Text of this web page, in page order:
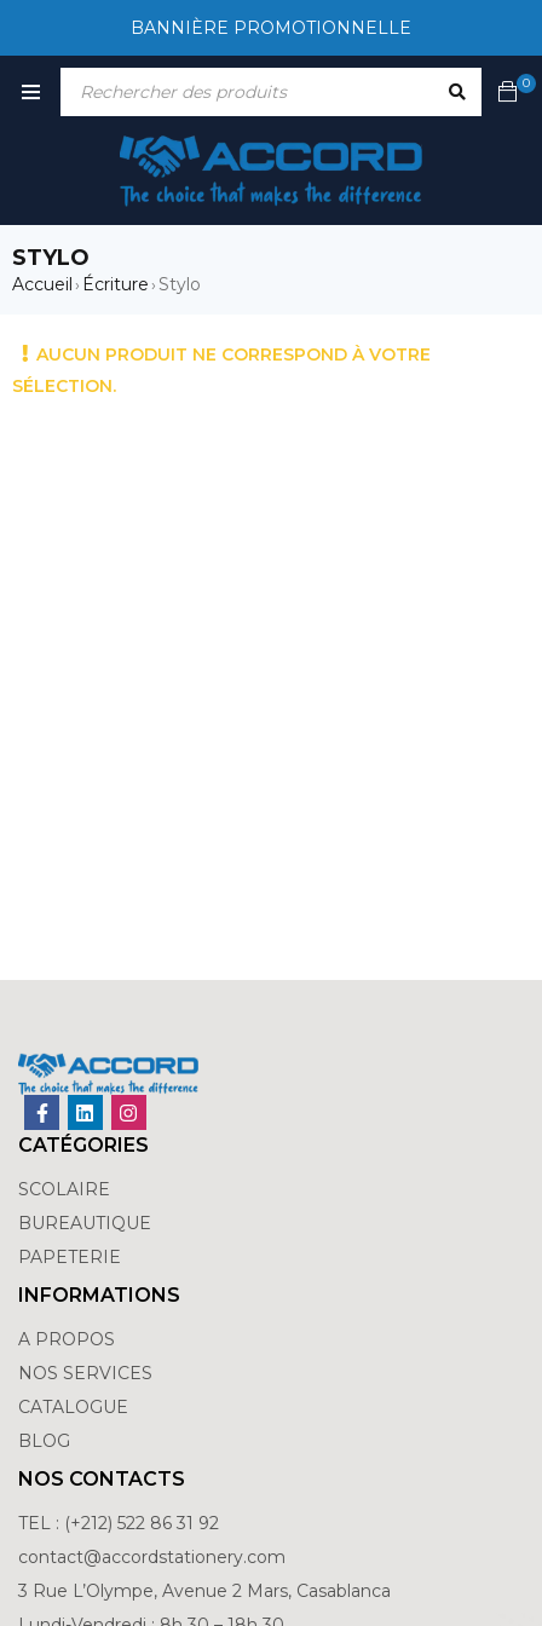
BANNIÈRE PROMOTIONNELLE
0
STYLO
Accueil› Écriture› Stylo
AUCUN PRODUIT NE CORRESPOND À VOTRE
SÉLECTION.
CATÉGORIES
SCOLAIRE
BUREAUTIQUE
PAPETERIE
INFORMATIONS
A PROPOS
NOS SERVICES
CATALOGUE
BLOG
NOS CONTACTS
TEL : (+212) 522 86 31 92
contact@accordstationery.com
3 Rue L’Olympe, Avenue 2 Mars, Casablanca